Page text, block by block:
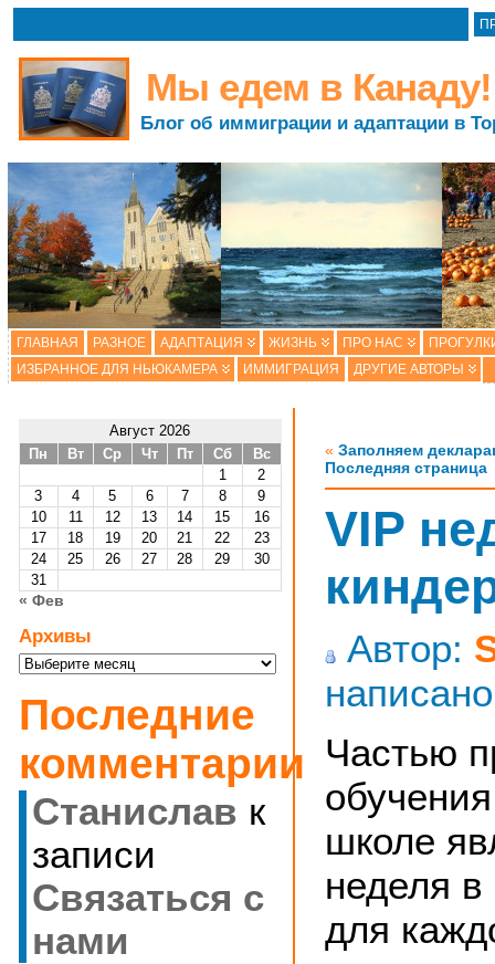
Мы едем в Канаду!
Блог об иммиграции и адаптации в
ГЛАВНАЯ РАЗНОЕ АДАПТАЦИЯ ЖИЗНЬ ПРО НАС
ИЗБРАННОЕ ДЛЯ НЬЮКАМЕРА
ИММИГРАЦИЯ ДРУГИЕ АВТОРЫ
Август 2026
Пн
Вт Ср Чт Пт Сб
Вс
1
2
3
4 5 6 7 8
9
10
11 12 13 14 15
16
17
18 19 20 21 22
23
24
25 26 27 28 29
30
31
« Фев
Архивы
Архивы
Последние
комментарии
Станислав к
записи
Cвязаться с
нами
« Заполняем
Последняя страница
VIP
Автор:
Частью
школе
неделя в
для